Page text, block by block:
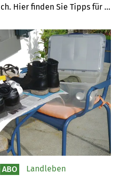
Hier finden Sie Tipps für
ABO Landleben